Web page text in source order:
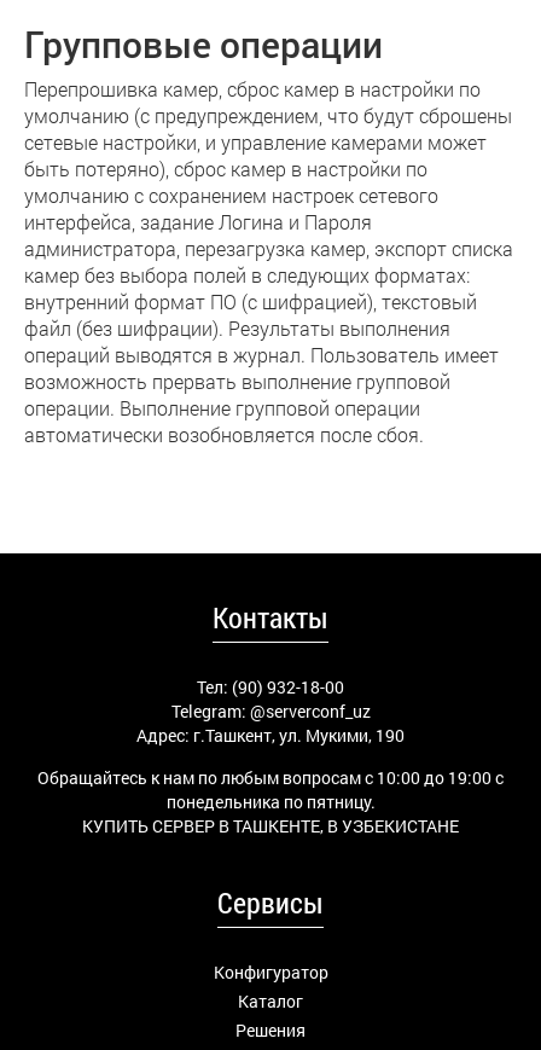
Групповые операции
Перепрошивка камер, сброс камер в настройки по
умолчанию (с предупреждением, что будут сброшены
сетевые настройки, и управление камерами может
быть потеряно), сброс камер в настройки по
умолчанию с сохранением настроек сетевого
интерфейса, задание Логина и Пароля
администратора, перезагрузка камер, экспорт списка
камер без выбора полей в следующих форматах:
внутренний формат ПО (с шифрацией), текстовый
файл (без шифрации). Результаты выполнения
операций выводятся в журнал. Пользователь имеет
возможность прервать выполнение групповой
операции. Выполнение групповой операции
автоматически возобновляется после сбоя.
Контакты
Тел: (90) 932-18-00
Telegram: @serverconf_uz
Адрес: г.Ташкент, ул. Мукими, 190
Обращайтесь к нам по любым вопросам с 10:00 до 19:00 с
понедельника по пятницу.
КУПИТЬ СЕРВЕР В ТАШКЕНТЕ, В УЗБЕКИСТАНЕ
Сервисы
Конфигуратор
Каталог
Решения